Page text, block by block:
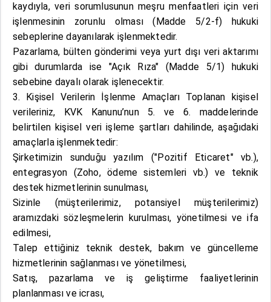
kaydıyla, veri sorumlusunun meşru menfaatleri için veri
işlenmesinin zorunlu olması (Madde 5/2-f) hukuki
sebeplerine dayanılarak işlenmektedir.
Pazarlama, bülten gönderimi veya yurt dışı veri aktarımı
gibi durumlarda ise "Açık Rıza" (Madde 5/1) hukuki
sebebine dayalı olarak işlenecektir.
3. Kişisel Verilerin İşlenme Amaçları Toplanan kişisel
verileriniz, KVK Kanunu’nun 5. ve 6. maddelerinde
belirtilen kişisel veri işleme şartları dahilinde, aşağıdaki
amaçlarla işlenmektedir:
Şirketimizin sunduğu yazılım ("Pozitif Eticaret" vb.),
entegrasyon (Zoho, ödeme sistemleri vb.) ve teknik
destek hizmetlerinin sunulması,
Sizinle (müşterilerimiz, potansiyel müşterilerimiz)
aramızdaki sözleşmelerin kurulması, yönetilmesi ve ifa
edilmesi,
Talep ettiğiniz teknik destek, bakım ve güncelleme
hizmetlerinin sağlanması ve yönetilmesi,
Satış, pazarlama ve iş geliştirme faaliyetlerinin
planlanması ve icrası,